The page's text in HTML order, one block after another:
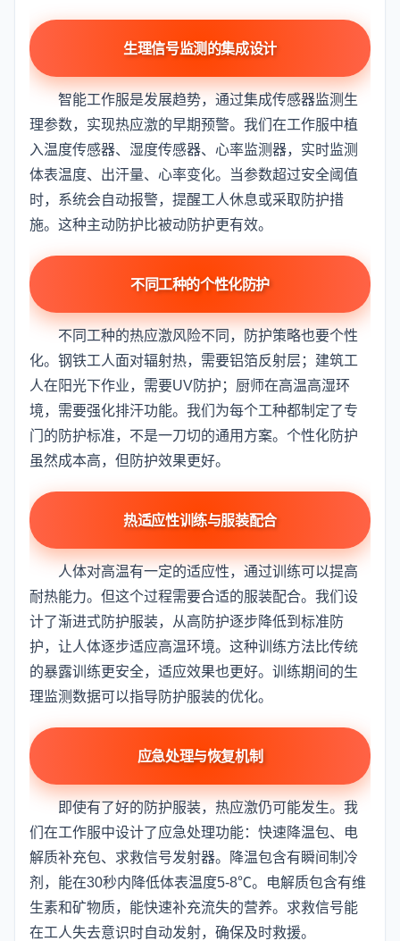
生理信号监测的集成设计
智能工作服是发展趋势，通过集成传感器监测生
理参数，实现热应激的早期预警。我们在工作服中植
入温度传感器、湿度传感器、心率监测器，实时监测
体表温度、出汗量、心率变化。当参数超过安全阈值
时，系统会自动报警，提醒工人休息或采取防护措
施。这种主动防护比被动防护更有效。
不同工种的个性化防护
不同工种的热应激风险不同，防护策略也要个性
化。钢铁工人面对辐射热，需要铝箔反射层；建筑工
人在阳光下作业，需要UV防护；厨师在高温高湿环
境，需要强化排汗功能。我们为每个工种都制定了专
门的防护标准，不是一刀切的通用方案。个性化防护
虽然成本高，但防护效果更好。
热适应性训练与服装配合
人体对高温有一定的适应性，通过训练可以提高
耐热能力。但这个过程需要合适的服装配合。我们设
计了渐进式防护服装，从高防护逐步降低到标准防
护，让人体逐步适应高温环境。这种训练方法比传统
的暴露训练更安全，适应效果也更好。训练期间的生
理监测数据可以指导防护服装的优化。
应急处理与恢复机制
即使有了好的防护服装，热应激仍可能发生。我
们在工作服中设计了应急处理功能：快速降温包、电
解质补充包、求救信号发射器。降温包含有瞬间制冷
剂，能在30秒内降低体表温度5-8℃。电解质包含有维
生素和矿物质，能快速补充流失的营养。求救信号能
在工人失去意识时自动发射，确保及时救援。